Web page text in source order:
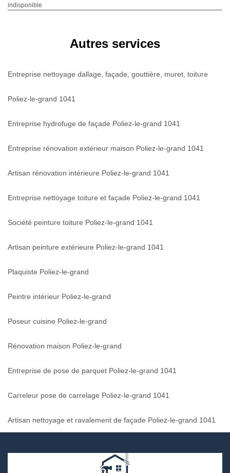
indisponible
Autres services
Entreprise nettoyage dallage, façade, gouttière, muret, toiture
Poliez-le-grand 1041
Entreprise hydrofuge de façade Poliez-le-grand 1041
Entreprise rénovation extérieur maison Poliez-le-grand 1041
Artisan rénovation intérieure Poliez-le-grand 1041
Entreprise nettoyage toiture et façade Poliez-le-grand 1041
Société peinture toiture Poliez-le-grand 1041
Artisan peinture extérieure Poliez-le-grand 1041
Plaquiste Poliez-le-grand
Peintre intérieur Poliez-le-grand
Poseur cuisine Poliez-le-grand
Rénovation maison Poliez-le-grand
Entreprise de pose de parquet Poliez-le-grand 1041
Carreleur pose de carrelage Poliez-le-grand 1041
Artisan nettoyage et ravalement de façade Poliez-le-grand 1041